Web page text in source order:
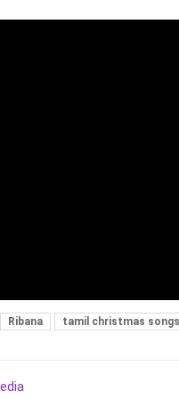
Ribana tamil christmas songs